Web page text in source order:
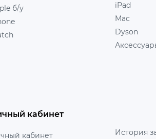
б/у
iPad
Mac
Dyson
кабинет
кабинет История